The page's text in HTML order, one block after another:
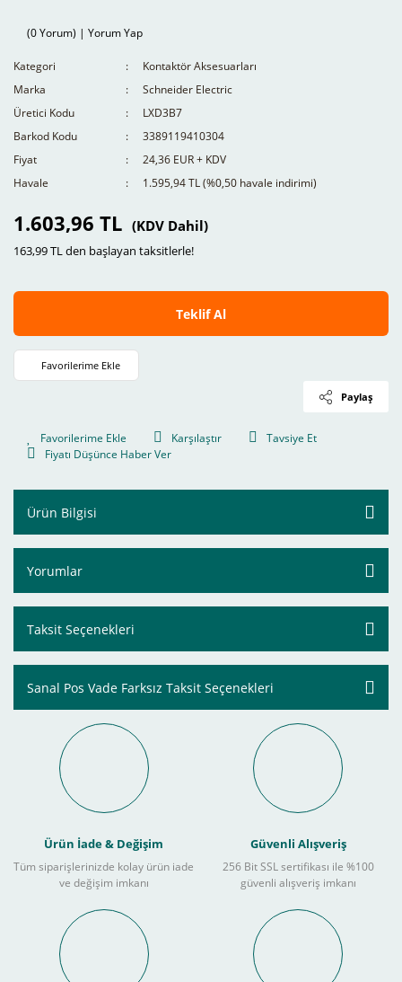
(0 Yorum) | Yorum Yap
Kategori
Kontaktör Aksesuarları
Marka
Schneider Electric
Üretici Kodu
LXD3B7
Barkod Kodu
3389119410304
Fiyat
24,36 EUR + KDV
Havale
1.595,94 TL (%0,50 havale indirimi)
1.603,96 TL (KDV Dahil)
163,99 TL den başlayan taksitlerle!
Teklif Al
Paylaş
Karşılaştır
Tavsiye Et
Fiyatı Düşünce Haber Ver
Ürün Bilgisi
Yorumlar
Taksit Seçenekleri
Sanal Pos Vade Farksız Taksit Seçenekleri
Ürün İade & Değişim
Tüm siparişlerinizde kolay ürün iade
ve değişim imkanı
Güvenli Alışveriş
256 Bit SSL sertifikası ile %100
güvenli alışveriş imkanı